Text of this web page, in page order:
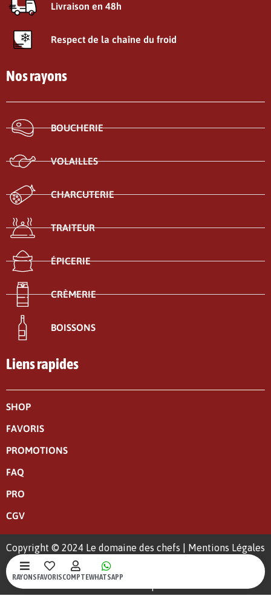
RAYONSFAVORISCOMPTEWHATSAPP
Livraison en 48h
Respect de la chaîne du froid
Nos rayons
BOUCHERIE
VOLAILLES
CHARCUTERIE
TRAITEUR
ÉPICERIE
CRÈMERIE
BOISSONS
Liens rapides
SHOP
FAVORIS
PROMOTIONS
FAQ
PRO
CGV
Copyright © 2024 Le domaine des chefs | Mentions Légales
|Politique de confidentialité